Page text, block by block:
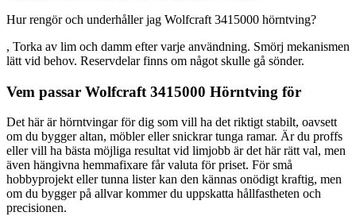
Hur rengör och underhåller jag Wolfcraft 3415000 hörntving?
, Torka av lim och damm efter varje användning. Smörj mekanismen
lätt vid behov. Reservdelar finns om något skulle gå sönder.
Vem passar Wolfcraft 3415000 Hörntving för
Det här är hörntvingar för dig som vill ha det riktigt stabilt, oavsett
om du bygger altan, möbler eller snickrar tunga ramar. Är du proffs
eller vill ha bästa möjliga resultat vid limjobb är det här rätt val, men
även hängivna hemmafixare får valuta för priset. För små
hobbyprojekt eller tunna lister kan den kännas onödigt kraftig, men
om du bygger på allvar kommer du uppskatta hållfastheten och
precisionen.